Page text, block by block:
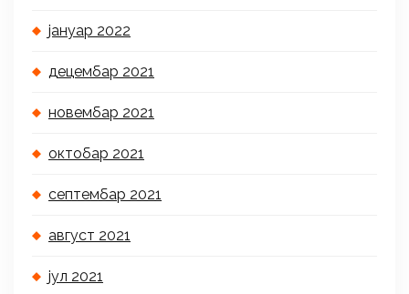
јануар 2022
децембар 2021
новембар 2021
октобар 2021
септембар 2021
август 2021
јул 2021